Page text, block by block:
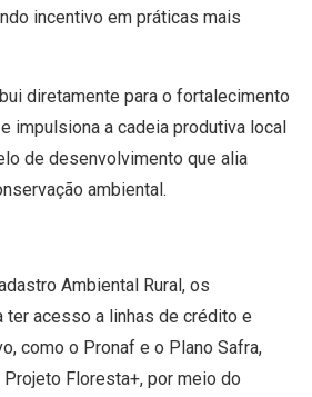
incentivo em práticas mais
diretamente para o fortalecimento
impulsiona a cadeia produtiva local
de desenvolvimento que alia
ambiental.
Ambiental Rural, os
ter acesso a linhas de crédito e
como o Pronaf e o Plano Safra,
Floresta+, por meio do